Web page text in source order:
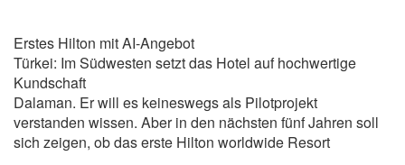
Erstes Hilton mit AI-Angebot
Türkei: Im Südwesten setzt das Hotel auf hochwertige
Kundschaft
Dalaman. Er will es keineswegs als Pilotprojekt
verstanden wissen. Aber in den nächsten fünf Jahren soll
sich zeigen, ob das erste Hilton worldwide Resort